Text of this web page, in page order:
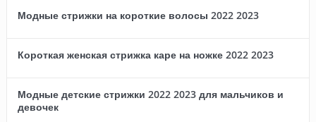
Модные стрижки на короткие волосы 2022 2023
Короткая женская стрижка каре на ножке 2022 2023
Модные детские стрижки 2022 2023 для мальчиков и
девочек